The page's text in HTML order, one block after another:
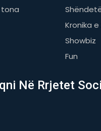
Kronika
Showbiz
Fun
Në Rrjetet